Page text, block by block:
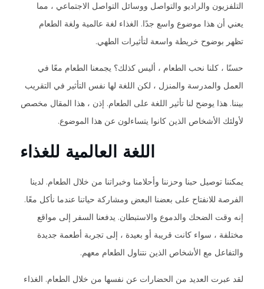
التلفزيون والراديو والتواصل ووسائل التواصل الاجتماعي ، مما
يعني أن هذا موضوع واسع جدًا. الغذاء لغة عالمية ولغة الطعام
تظهر بوضوح خريطة واسعة لتأثيرات الطهي.
حسنًا ، كلنا نحب الطعام ، أليس كذلك؟ يجمعنا الطعام معًا في
العمل والمدرسة والمنزل ، لكن اللغة لها نفس التأثير في التقريب
بيننا. هذا يوضح لنا تأثير اللغة على الطعام. إذن ، هذا المقال مخصص
لأولئك الأشخاص الذين كانوا يتساءلون عن هذا الموضوع.
اللغة العالمية للغذاء
يمكننا توصيل حبنا وحزننا وأحلامنا وخبراتنا من خلال الطعام. لدينا
الفرصة للانفتاح على بعضنا البعض ومشاركة حياتنا عندما نأكل معًا.
إنه وقت الضحك والدموع والاستبطان. يدفعنا السفر إلى مواقع
مختلفة ، سواء كانت قريبة أو بعيدة ، إلى تجربة أطعمة جديدة
والتفاعل مع الأشخاص الذين نتناول الطعام معهم.
لقد عبرت العديد من الحضارات عن نفسها من خلال الطعام. الغذاء